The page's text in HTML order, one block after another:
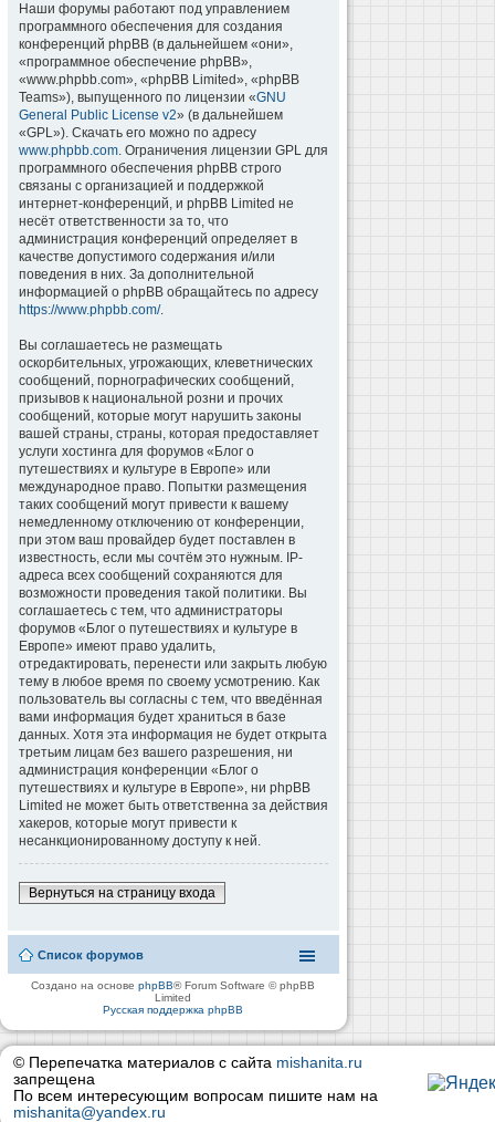
Наши форумы работают под управлением
программного обеспечения для создания
конференций phpBB (в дальнейшем «они»,
«программное обеспечение phpBB»,
«www.phpbb.com», «phpBB Limited», «phpBB
Teams»), выпущенного по лицензии «GNU
General Public License v2» (в дальнейшем
«GPL»). Скачать его можно по адресу
www.phpbb.com. Ограничения лицензии GPL для
программного обеспечения phpBB строго
связаны с организацией и поддержкой
интернет-конференций, и phpBB Limited не
несёт ответственности за то, что
администрация конференций определяет в
качестве допустимого содержания и/или
поведения в них. За дополнительной
информацией о phpBB обращайтесь по адресу
https://www.phpbb.com/.
Вы соглашаетесь не размещать
оскорбительных, угрожающих, клеветнических
сообщений, порнографических сообщений,
призывов к национальной розни и прочих
сообщений, которые могут нарушить законы
вашей страны, страны, которая предоставляет
услуги хостинга для форумов «Блог о
путешествиях и культуре в Европе» или
международное право. Попытки размещения
таких сообщений могут привести к вашему
немедленному отключению от конференции,
при этом ваш провайдер будет поставлен в
известность, если мы сочтём это нужным. IP-
адреса всех сообщений сохраняются для
возможности проведения такой политики. Вы
соглашаетесь с тем, что администраторы
форумов «Блог о путешествиях и культуре в
Европе» имеют право удалить,
отредактировать, перенести или закрыть любую
тему в любое время по своему усмотрению. Как
пользователь вы согласны с тем, что введённая
вами информация будет храниться в базе
данных. Хотя эта информация не будет открыта
третьим лицам без вашего разрешения, ни
администрация конференции «Блог о
путешествиях и культуре в Европе», ни phpBB
Limited не может быть ответственна за действия
хакеров, которые могут привести к
несанкционированному доступу к ней.
Вернуться на страницу входа
Список форумов
Создано на основеphpBB® Forum Software © phpBB
Limited
Русская поддержка phpBB
© Перепечатка материалов с сайта mishanita.ru
запрещена
По всем интересующим вопросам пишите нам на
mishanita@yandex.ru